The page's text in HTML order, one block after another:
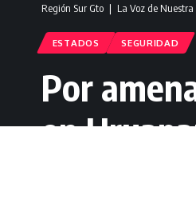
Región Sur Gto ❘ La Voz de Nuestra
ESTADOS SEGURIDAD
Por
en